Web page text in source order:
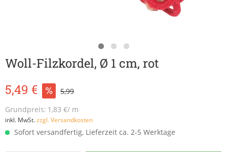
Woll-Filzkordel, Ø 1 cm, rot
5,49 €
5,99
Grundpreis: 1,83 €/ m
inkl. MwSt.zzgl. Versandkosten
Sofort versandfertig, Lieferzeit ca. 2-5 Werktage